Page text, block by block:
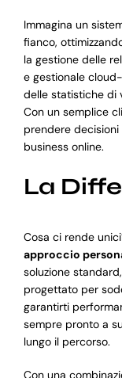
Immagina un
fianco,
la gestione delle
e gestionale
delle statistiche di
Con un semplice
prendere
business online.
La
Cosa ci rende
approccio
soluzione
progettato per
garantirti
sempre pronto a
lungo il percorso.
Con una